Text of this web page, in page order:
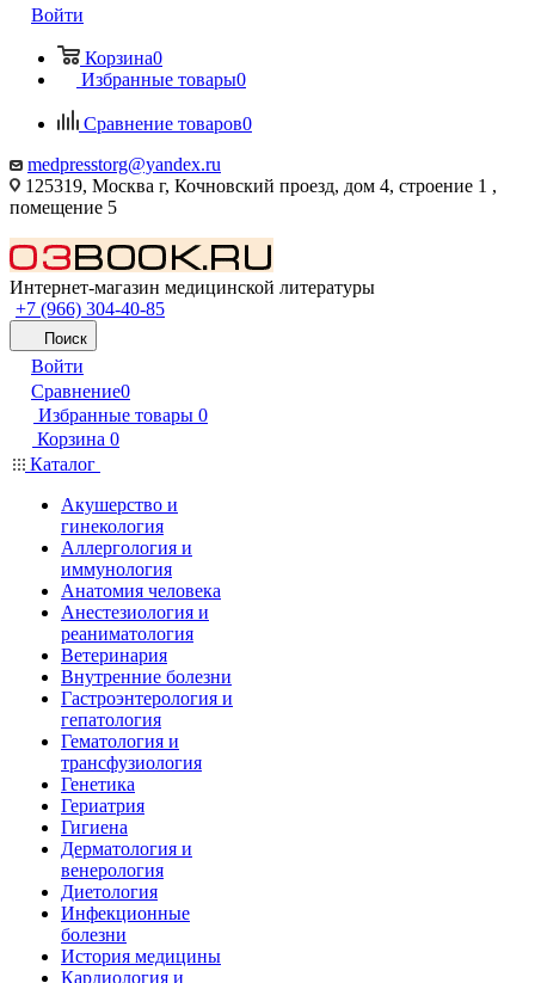
Войти
Корзина0
Избранные товары0
Сравнение товаров0
medpresstorg@yandex.ru
125319, Москва г, Кочновский проезд, дом 4, строение 1 ,
помещение 5
Интернет-магазин медицинской литературы
+7 (966) 304-40-85
Поиск
Войти
Сравнение0
Избранные товары 0
Корзина 0
Каталог
Акушерство и
гинекология
Аллергология и
иммунология
Анатомия человека
Анестезиология и
реаниматология
Ветеринария
Внутренние болезни
Гастроэнтерология и
гепатология
Гематология и
трансфузиология
Генетика
Гериатрия
Гигиена
Дерматология и
венерология
Диетология
Инфекционные
болезни
История медицины
Кардиология и